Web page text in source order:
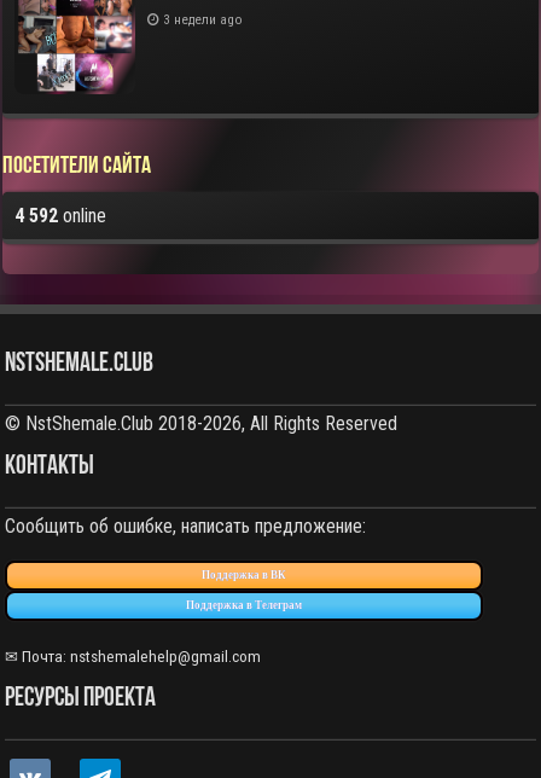
3 недели ago
Посетители сайта
4 592 online
NstShemale.Club
© NstShemale.Club 2018-2026, All Rights Reserved
КОНТАКТЫ
Сообщить об ошибке, написать предложение:
Поддержка в ВК
Поддержка в Телеграм
✉ Почта: nstshemalehelp@gmail.com
РЕСУРСЫ ПРОЕКТА
vkontakte telegram